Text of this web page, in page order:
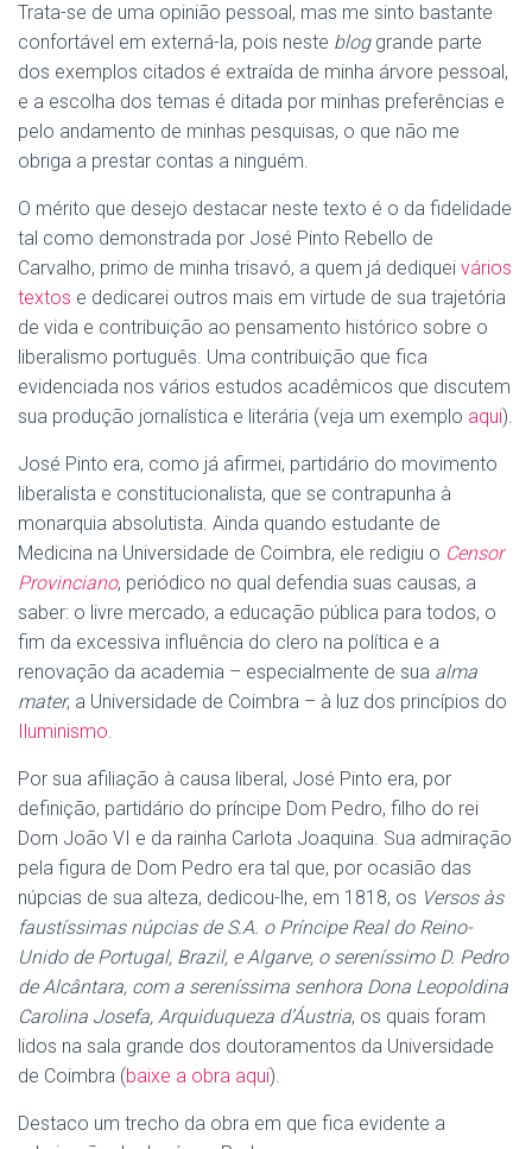
Trata-se de uma opinião pessoal, mas me sinto bastante
confortável em externá-la, pois neste bloggrande parte
dos exemplos citados é extraída de minha árvore pessoal,
e a escolha dos temas é ditada por minhas preferências e
pelo andamento de minhas pesquisas, o que não me
obriga a prestar contas a ninguém.
O mérito que desejo destacar neste texto é o da fidelidade
tal como demonstrada por José Pinto Rebello de
Carvalho, primo de minha trisavó, a quem já dediquei vários
textos e dedicarei outros mais em virtude de sua trajetória
de vida e contribuição ao pensamento histórico sobre o
liberalismo português. Uma contribuição que fica
evidenciada nos vários estudos acadêmicos que discutem
sua produção jornalística e literária (veja um exemplo aqui).
José Pinto era, como já afirmei, partidário do movimento
liberalista e constitucionalista, que se contrapunha à
monarquia absolutista. Ainda quando estudante de
Medicina na Universidade de Coimbra, ele redigiu o Censor
Provinciano, periódico no qual defendia suas causas, a
saber: o livre mercado, a educação pública para todos, o
fim da excessiva influência do clero na política e a
renovação da academia – especialmente de sua alma
mater, a Universidade de Coimbra – à luz dos princípios do
Iluminismo.
Por sua afiliação à causa liberal, José Pinto era, por
definição, partidário do príncipe Dom Pedro, filho do rei
Dom João VI e da rainha Carlota Joaquina. Sua admiração
pela figura de Dom Pedro era tal que, por ocasião das
núpcias de sua alteza, dedicou-lhe, em 1818, os Versos às
faustíssimas núpcias de S.A. o Príncipe Real do Reino-
Unido de Portugal, Brazil, e Algarve, o sereníssimo D. Pedro
de Alcântara, com a sereníssima senhora Dona Leopoldina
Carolina Josefa, Arquiduqueza d’Áustria, os quais foram
lidos na sala grande dos doutoramentos da Universidade
de Coimbra (baixe a obra aqui).
Destaco um trecho da obra em que fica evidente a